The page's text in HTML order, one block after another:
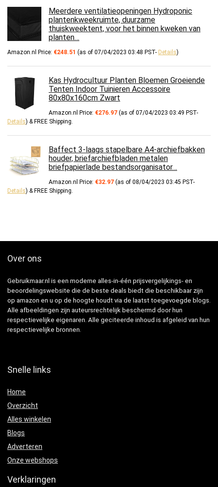
Meerdere ventilatieopeningen Hydroponic
plantenkweekruimte, duurzame
thuiskweektent, voor het binnen kweken van
planten…
Amazon.nl Price: €248.51 (as of 07/04/2023 03:48 PST- Details)
Kas Hydrocultuur Planten Bloemen Groeiende
Tenten Indoor Tuinieren Accessoire
80x80x160cm Zwart
Amazon.nl Price: €276.97 (as of 07/04/2023 03:49 PST-
Details) & FREE Shipping.
Baffect 3-laags stapelbare A4-archiefbakken
houder, briefarchiefbladen metalen
briefpapierlade bestandsorganisator…
Amazon.nl Price: €32.97 (as of 08/04/2023 03:45 PST-
Details) & FREE Shipping.
Over ons
Gebruikmaar.nl is een moderne alles-in-één prijsvergelijkings- en
beoordelingswebsite die de beste deals biedt die beschikbaar zijn
op amazon en u op de hoogte houdt via de laatst toegevoegde blogs.
Alle afbeeldingen zijn auteursrechtelijk beschermd door hun
respectievelijke eigenaren. Alle geciteerde inhoud is afgeleid van hun
respectievelijke bronnen.
Snelle links
Home
Overzicht
Alles winkelen
Blogs
Adverteren
Onze webshops
Verklaringen